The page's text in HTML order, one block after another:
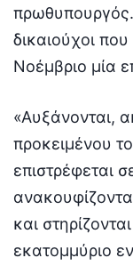
δικαιούχοι
Νοέμβριο μία
«Αυξάνονται,
προκειμένου
επιστρέφεται
και
εκατομμύριο